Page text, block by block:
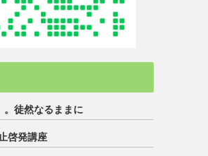
。徒然なるままに
啓発講座